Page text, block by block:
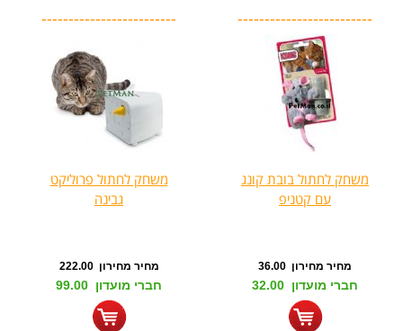
-------------------------
-------------------------
משחק לחתול בובת קונג
עם קטניפ
מחיר מחירון 36.00
חברי מועדון 32.00
משחק לחתול פרוליקט
גבינה
מחיר מחירון 222.00
חברי מועדון 99.00